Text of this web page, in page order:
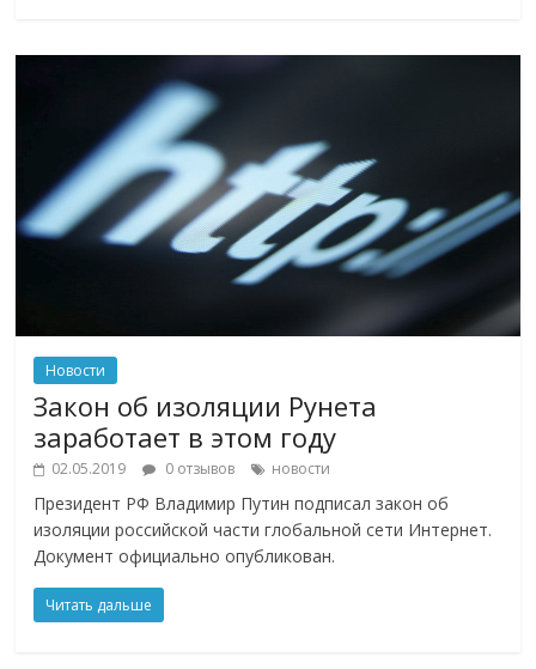
Новости
Закон об изоляции Рунета
заработает в этом году
02.05.2019 0 отзывов новости
Президент РФ Владимир Путин подписал закон об
изоляции российской части глобальной сети Интернет.
Документ официально опубликован.
Читать дальше